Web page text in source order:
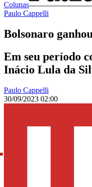
Colunas
Paulo Cappelli
Bolsonaro
Em seu período
Inácio Lula da
Paulo Cappelli
30/09/2023 02:00